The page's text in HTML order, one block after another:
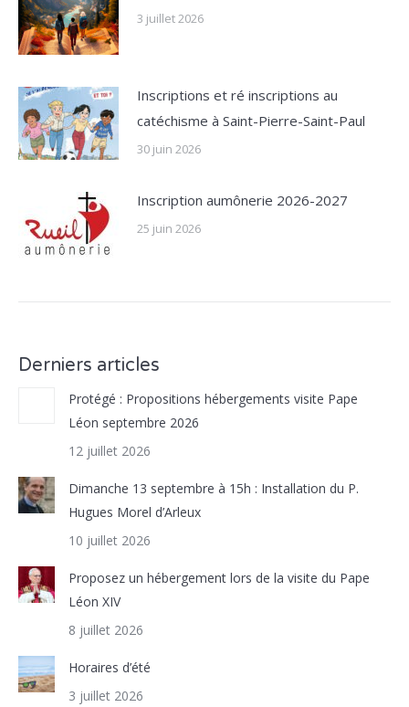
3 juillet 2026
Inscriptions et ré inscriptions au
catéchisme à Saint-Pierre-Saint-Paul
30 juin 2026
Inscription aumônerie 2026-2027
25 juin 2026
Derniers articles
Protégé : Propositions hébergements visite Pape
Léon septembre 2026
12 juillet 2026
Dimanche 13 septembre à 15h : Installation du P.
Hugues Morel d’Arleux
10 juillet 2026
Proposez un hébergement lors de la visite du Pape
Léon XIV
8 juillet 2026
Horaires d’été
3 juillet 2026